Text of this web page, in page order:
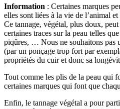
Information : Certaines marques
elles sont liées à la vie de l’animal
Ce tannage, végétal, plus doux,
certaines traces sur la peau telles
piqûres, … Nous ne souhaitons pas
(par un ponçage trop fort par
propriétés du cuir et donc sa
Tout comme les plis de la peau qui
certaines marques qui font que
Enfin, le tannage végétal a pour